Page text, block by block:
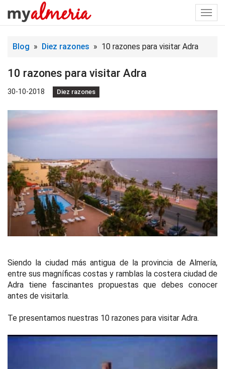
Blog » Diez razones » 10 razones para visitar Adra
10 razones para visitar Adra
30-10-2018 Diez razones
Siendo la ciudad más antigua de la provincia de Almería,
entre sus magníficas costas y ramblas la costera ciudad de
Adra tiene fascinantes propuestas que debes conocer
antes de visitarla.
Te presentamos nuestras 10 razones para visitar Adra.